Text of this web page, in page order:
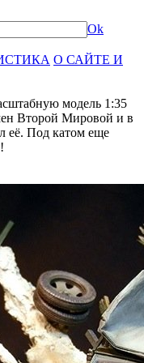
Ok
О САЙТЕ И
модель 1:35
Второй Мировой и в
её. Под катом еще